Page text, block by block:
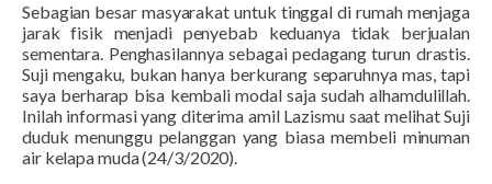
Sebagian besar masyarakat untuk tinggal di rumah menjaga
jarak fisik menjadi penyebab keduanya tidak berjualan
sementara. Penghasilannya sebagai pedagang turun drastis.
Suji mengaku, bukan hanya berkurang separuhnya mas, tapi
saya berharap bisa kembali modal saja sudah alhamdulillah.
Inilah informasi yang diterima amil Lazismu saat melihat Suji
duduk menunggu pelanggan yang biasa membeli minuman
air kelapa muda (24/3/2020).